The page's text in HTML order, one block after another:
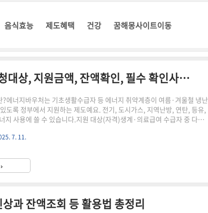
음식효능 제도혜택 건강 꿈해몽사이트이동
"신청하세요" 에너지바우처 신청대상, 지원금액, 잔액확인, 필수 확인사항 총정리!!
에너지바우처는 기초생활수급자 등 에너지 취약계층이 여름·겨울철 냉난
도록 정부에서 지원하는 제도예요. 전기, 도시가스, 지역난방, 연탄, 등유,
지 사용에 쓸 수 있습니다.지원 대상(자격)생계·의료급여 수급자 중 다음
질환자, 한부모가정 등주거·교육급여 수급자는 제외본인이나 가족이 해
지역난방, 등유, LPG, 연탄 등 다양한 에너지로 사용 가능신청 방법방문 신
지센터)에서 신청온라인 신청: ..
7. 11.
과 잔액조회 등 활용법 총정리